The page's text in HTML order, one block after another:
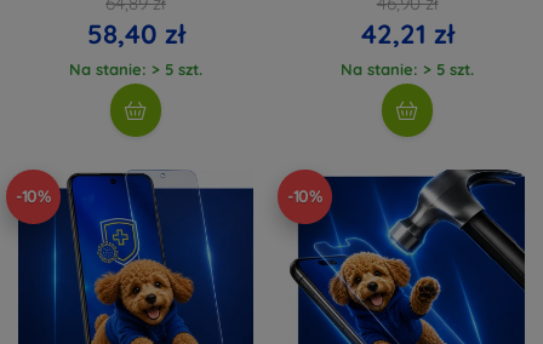
58,40 zł
Na stanie: > 5 szt.
42,21 zł
Na stanie: > 5 szt.
-10% -10%